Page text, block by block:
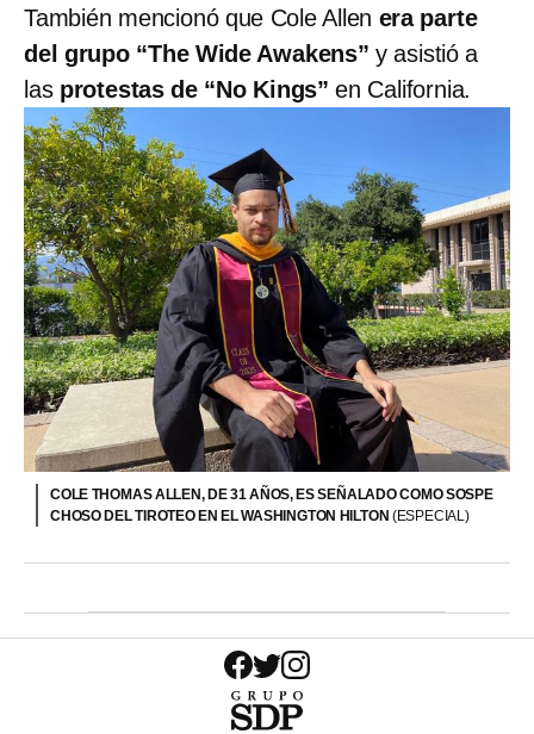
También mencionó que Cole Allen era parte
del grupo “The Wide Awakens” y asistió a
las protestas de “No Kings” en California.
COLE THOMAS ALLEN, DE 31 AÑOS, ES SEÑALADO COMO SOSPE
CHOSO DEL TIROTEO EN EL WASHINGTON HILTON (ESPECIAL)